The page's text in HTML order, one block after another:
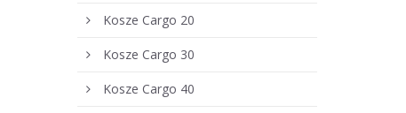
Kosze Cargo 20
Kosze Cargo 30
Kosze Cargo 40